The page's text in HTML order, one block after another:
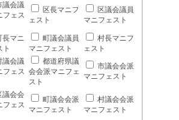
議会議
フェス
区長マニフ
ェスト
区議会議員
マニフェスト
長マニ
ト
町議会議員
マニフェスト
村長マニフ
ェスト
議会議
フェス
都道府県議
会会派マニフェ
スト
市議会会派
マニフェスト
議会会
フェス
町議会会派
マニフェスト
村議会会派
マニフェスト